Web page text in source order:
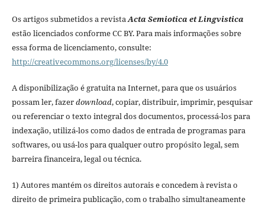
Os artigos submetidos a revistaActa Semiotica et Lingvistica
estão licenciados conforme CC BY. Para mais informações sobre
essa forma de licenciamento, consulte:
http://creativecommons.org/licenses/by/4.0
A disponibilização é gratuita na Internet, para que os usuários
possam ler, fazerdownload, copiar, distribuir, imprimir, pesquisar
ou referenciar o texto integral dos documentos, processá-los para
indexação, utilizá-los como dados de entrada de programas para
softwares, ou usá-los para qualquer outro propósito legal, sem
barreira financeira, legal ou técnica.
1) Autores mantém os direitos autorais e concedem à revista o
direito de primeira publicação, com o trabalho simultaneamente